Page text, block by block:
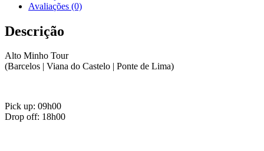
Avaliações (0)
Descrição
Alto Minho Tour
(Barcelos | Viana do Castelo | Ponte de Lima)
Pick up: 09h00
Drop off: 18h00